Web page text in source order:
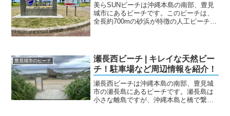
美らSUNビーチは沖縄本島の南部、豊見
城市にあるビーチです。このビーチは、
全長約700mの砂浜が特徴の人工ビーチで
り、バーベキュー場...
豊見城市のビーチ
瀬長西ビーチ | キレイな天然ビー
チ！駐車場など周辺情報を紹介！
瀬長西ビーチは沖縄本島の南部、豊見城
市の瀬長島にあるビーチです。瀬長島は
小さな離島ですが、沖縄本島と橋で繋が